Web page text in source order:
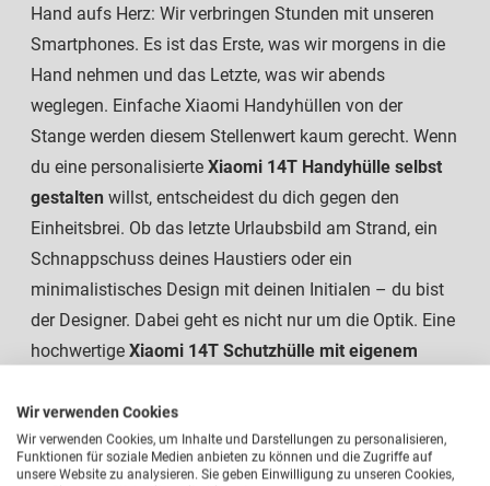
Hand aufs Herz: Wir verbringen Stunden mit unseren
Smartphones. Es ist das Erste, was wir morgens in die
Hand nehmen und das Letzte, was wir abends
weglegen. Einfache Xiaomi Handyhüllen von der
Stange werden diesem Stellenwert kaum gerecht. Wenn
du eine personalisierte Xiaomi 14T Handyhülle selbst
gestalten willst, entscheidest du dich gegen den
Einheitsbrei. Ob das letzte Urlaubsbild am Strand, ein
Schnappschuss deines Haustiers oder ein
minimalistisches Design mit deinen Initialen – du bist
der Designer. Dabei geht es nicht nur um die Optik. Eine
hochwertige Xiaomi 14T Schutzhülle mit eigenem
Stürze vom Küchentisch, der Schlüsselbund in der
Hosentasche oder der hektische Griff in den Rucksack:
Wir verwenden Cookies
Wir verwenden Cookies, um Inhalte und Darstellungen zu personalisieren,
Funktionen für soziale Medien anbieten zu können und die Zugriffe auf
unsere Website zu analysieren. Sie geben Einwilligung zu unseren Cookies,